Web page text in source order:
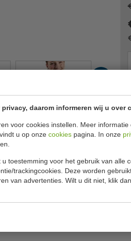
daarom informeren wij u over
voor cookies instellen. Meer
u op onze cookies pagina. In onze
toestemming voor het gebruik van alle
trackingcookies. Deze worden
van advertenties. Wilt u dit niet, klik
✔
band.
de maten S t/m XL.